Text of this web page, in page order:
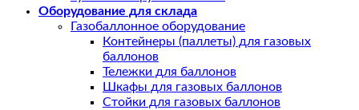
Оборудование для склада
Газобаллонное оборудование
Контейнеры (паллеты) для газовых
баллонов
Тележки для баллонов
Шкафы для газовых баллонов
Стойки для газовых баллонов